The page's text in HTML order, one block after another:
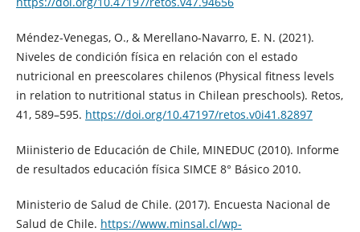
Méndez-Venegas, O., & Merellano-Navarro, E. N. (2021).
Niveles de condición física en relación con el estado
nutricional en preescolares chilenos (Physical fitness levels
in relation to nutritional status in Chilean preschools). Retos,
41, 589–595. https://doi.org/10.47197/retos.v0i41.82897
Miinisterio de Educación de Chile, MINEDUC (2010). Informe
de resultados educación física SIMCE 8° Básico 2010.
Ministerio de Salud de Chile. (2017). Encuesta Nacional de
Salud de Chile. https://www.minsal.cl/wp-